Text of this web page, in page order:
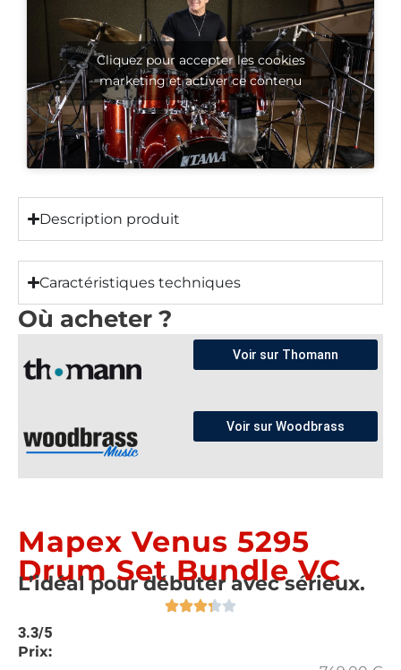
Cliquez pour accepter les cookies
marketing et activer ce contenu
Description produit
Caractéristiques techniques
Où acheter ?
Voir sur Thomann
Voir sur Woodbrass
Mapex Venus 5295
Drum Set Bundle VC
L’idéal pour débuter avec sérieux.
3.3/5
Prix: